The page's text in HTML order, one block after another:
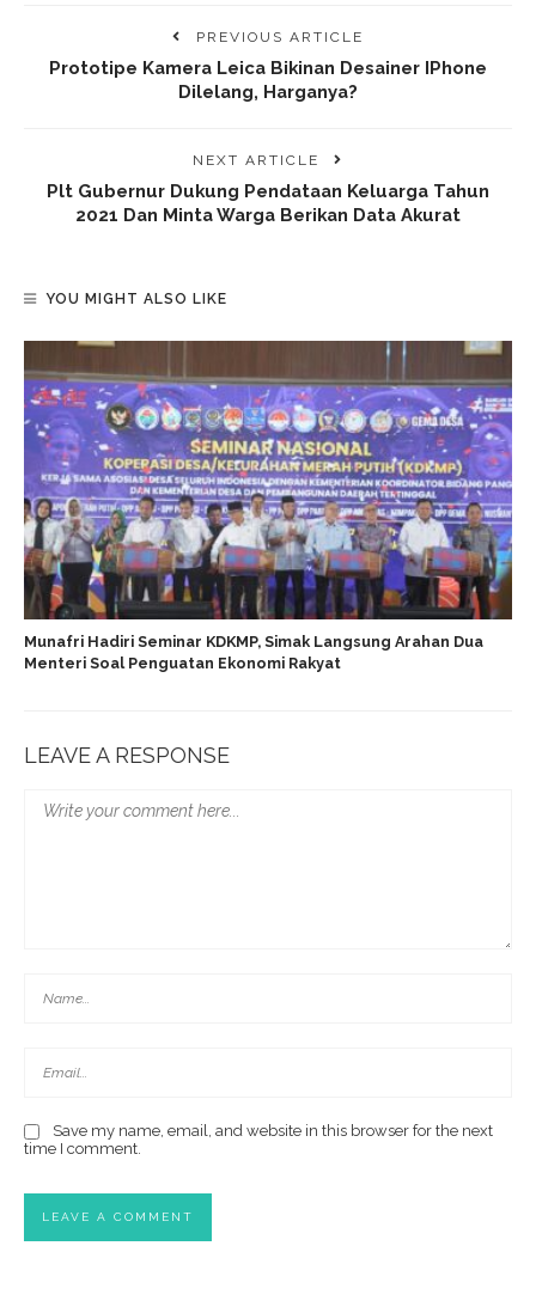
PREVIOUS ARTICLE
Prototipe Kamera Leica Bikinan Desainer IPhone
Dilelang, Harganya?
NEXT ARTICLE
Plt Gubernur Dukung Pendataan Keluarga Tahun
2021 Dan Minta Warga Berikan Data Akurat
YOU MIGHT ALSO LIKE
Munafri Hadiri Seminar KDKMP, Simak Langsung Arahan Dua
Menteri Soal Penguatan Ekonomi Rakyat
LEAVE A RESPONSE
Save my name, email, and website in this browser for the next
time I comment.